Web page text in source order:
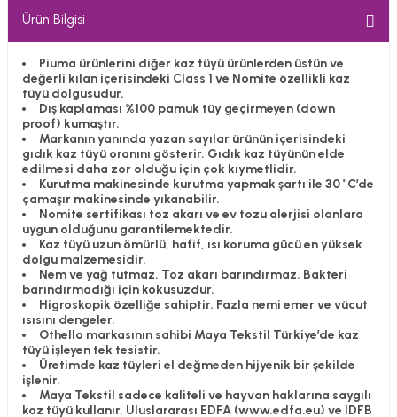
Ürün Bilgisi
Piuma ürünlerini diğer kaz tüyü ürünlerden üstün ve
değerli kılan içerisindeki Class 1 ve Nomite özellikli kaz
tüyü dolgusudur.
Dış kaplaması %100 pamuk tüy geçirmeyen (down
proof) kumaştır.
Markanın yanında yazan sayılar ürünün içerisindeki
gıdık kaz tüyü oranını gösterir. Gıdık kaz tüyünün elde
edilmesi daha zor olduğu için çok kıymetlidir.
Kurutma makinesinde kurutma yapmak şartı ile 30˚C’de
çamaşır makinesinde yıkanabilir.
Nomite sertifikası toz akarı ve ev tozu alerjisi olanlara
uygun olduğunu garantilemektedir.
Kaz tüyü uzun ömürlü, hafif, ısı koruma gücü en yüksek
dolgu malzemesidir.
Nem ve yağ tutmaz. Toz akarı barındırmaz. Bakteri
barındırmadığı için kokusuzdur.
Higroskopik özelliğe sahiptir. Fazla nemi emer ve vücut
ısısını dengeler.
Othello markasının sahibi Maya Tekstil Türkiye’de kaz
tüyü işleyen tek tesistir.
Üretimde kaz tüyleri el değmeden hijyenik bir şekilde
işlenir.
Maya Tekstil sadece kaliteli ve hayvan haklarına saygılı
kaz tüyü kullanır. Uluslararası EDFA (www.edfa.eu) ve IDFB